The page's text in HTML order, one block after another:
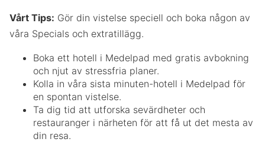
Vårt Tips: Gör din vistelse speciell och boka någon av
våra Specials och extratillägg.
Boka ett hotell i Medelpad med gratis avbokning
och njut av stressfria planer.
Kolla in våra sista minuten-hotell i Medelpad för
en spontan vistelse.
Ta dig tid att utforska sevärdheter och
restauranger i närheten för att få ut det mesta av
din resa.